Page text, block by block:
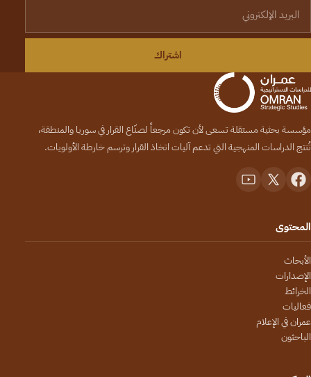
اشتراك
مؤسسة بحثية مستقلة تسعى لأن تكون مرجعاً لصنّاع القرار في سوريا والمنطقة،
تُنتج الدراسات المنهجية التي تدعم آليات اتخاذ القرار وترسم خارطة الأولويات.
المحتوى
الأبحاث
الإصدارات
الخرائط
فعاليات
عمران في الإعلام
الباحثون